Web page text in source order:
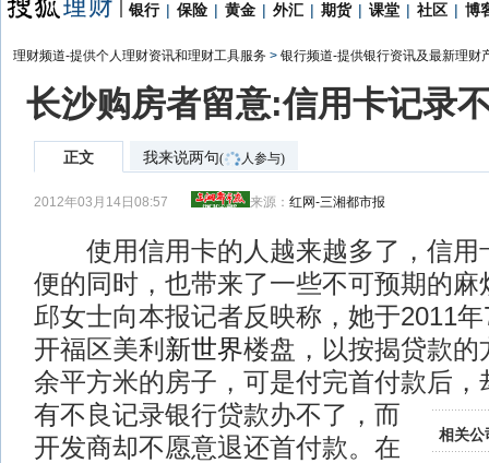
银行 | 保险 | 黄金 | 外汇 | 期货 | 课堂 | 社区 | 博
理财频道-提供个人理财资讯和理财工具服务 > 银行频道-提供银行资讯及最新理财
长沙购房者留意:信用卡记录
正文 我来说两句( 人参与)
2012年03月14日08:57 来源： 红网-三湘都市报
使用信用卡的人越来越多了，信用
便的同时，也带来了一些不可预期的麻
邱女士向本报记者反映称，她于2011
开福区美利 新世界楼盘，以按揭贷款的
余平方米的房子，可是付完首付款后，
相关公
有不良记录银行贷款办不了，而
开发商却不愿意退还首付款。在